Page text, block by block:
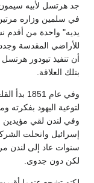
جد هرتسل لأبيه
في سلمين وزاره
يديه" واحدة من أقدم
للأراضي المقدسة
أن تنفيذ تيودور
بتلك العلاقة.
وفي عام
لتوعية اليهود بفكرته
وفي لندن لقي مؤيدين
إسرائيل وانحلت
سنوات عاد إلى لندن
لكن دون جدوى.